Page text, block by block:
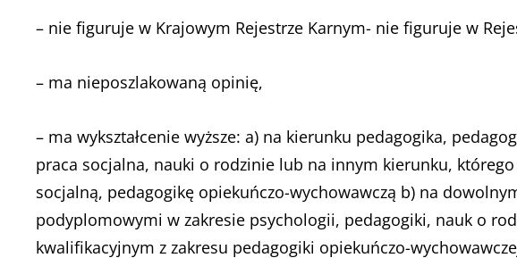
– nie figuruje w Krajowym Rejestrze Karnym- nie figuruje w
– ma nieposzlakowaną opinię,
– ma wykształcenie wyższe: a) na kierunku pedagogika,
praca socjalna, nauki o rodzinie lub na innym kierunku,
socjalną, pedagogikę opiekuńczo-wychowawczą b) na
podyplomowymi w zakresie psychologii, pedagogiki, nauk o
kwalifikacyjnym z zakresu pedagogiki opiekuńczo-